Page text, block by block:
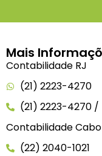
Mais
Contabilidade RJ
(21) 2223-4270
(21) 2223-4270
Contabilidade
(22) 2040-1021